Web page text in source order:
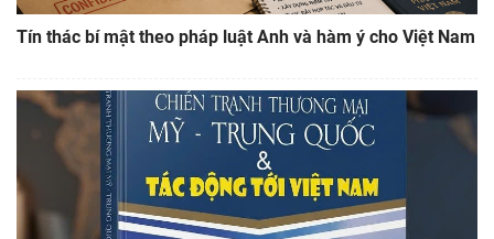
Tín thác bí mật theo pháp luật Anh và hàm ý cho Việt Nam